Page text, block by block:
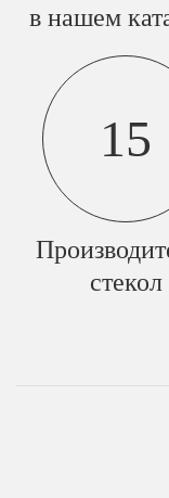
в нашем
15
стекол